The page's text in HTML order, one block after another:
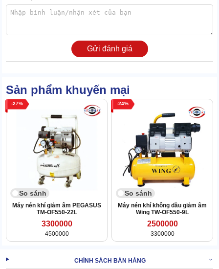
nguồn khí nén lớn. Lớp bên ngoài có sơn phủ tĩnh điện với đặc
Máy nén khí không dầu giảm âm Pegasus TM-
OF750x3-120L
Pegasus TM- OF1100x3-180L
Gửi đánh giá
Sản phẩm khuyến mại
27
So sánh
Máy nén khí giảm âm PEGASUS
TM-OF550-22L
3300000
4500000
24
So sánh
Máy nén khí không dầu giảm âm
Wing TW-OF550-9L
2500000
3300000
CHÍNH SÁCH BÁN HÀNG